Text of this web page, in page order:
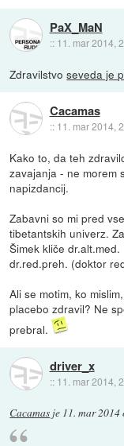
PaX_MaN
:: 11. mar 2014,
Zdravilstvoseveda je
Cacamas
:: 11. mar 2014,
Kako to, da teh
zavajanja - ne morem
napizdancij.
Zabavni so mi pred
tibetantskih univerz.
Šimek kliče
dr.red.preh. (doktor
Ali se motim, ko
placebo zdravil? Ne
prebral.
driver_x
:: 11. mar 2014,
Cacamas je 11. mar